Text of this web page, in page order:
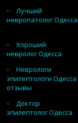
Лучший
невропатолог Одесса
Хороший
невролог Одесса
Неврологи
эпилептологи Одесса
отзывы
Доктор
эпилептолог Одесса